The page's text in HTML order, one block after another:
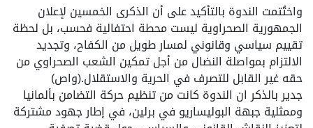
واختُتمت الندوة بالتأكيد على أن الذكرى الخمسين لإعلان
الجمهورية الصحراوية ليست محطة احتفالية فحسب، بل لحظة
تقييم سياسي وقانوني لمسار طويل من الكفاح، وتجديد
الالتزام بمواصلة النضال من أجل تمكين الشعب الصحراوي من
حقه غير القابل للتصرف في الحرية والاستقلال.(واص)
جدير بالذكر ان الندوة كانت من تنظيم حركة التضامن بألمانيا
وممثلية جبهة البوليساريو في برلين، في إطار جهود مشتركة